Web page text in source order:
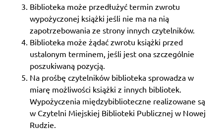
Biblioteka może przedłużyć termin zwrotu
wypożyczonej książki jeśli nie ma na nią
zapotrzebowania ze strony innych czytelników.
Biblioteka może żądać zwrotu książki przed
ustalonym terminem, jeśli jest ona szczególnie
poszukiwaną pozycją.
Na prośbę czytelników biblioteka sprowadza w
miarę możliwości książki z innych bibliotek.
Wypożyczenia międzybiblioteczne realizowane są
w Czytelni Miejskiej Biblioteki Publicznej w Nowej
Rudzie.